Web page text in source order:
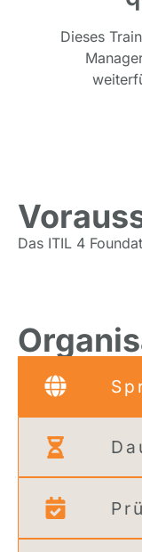
Dieses
Das ITIL 4